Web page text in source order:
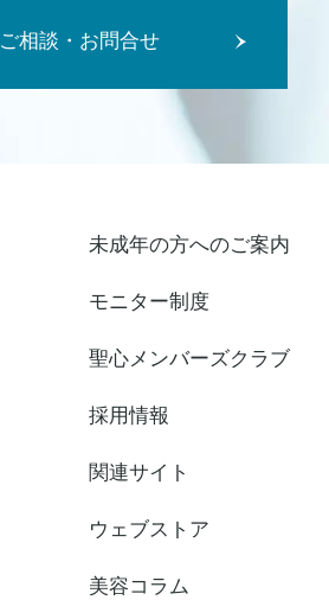
ご相談・お問合せ
未成年の方へのご案内
モニター制度
聖心メンバーズクラブ
採用情報
関連サイト
ウェブストア
美容コラム